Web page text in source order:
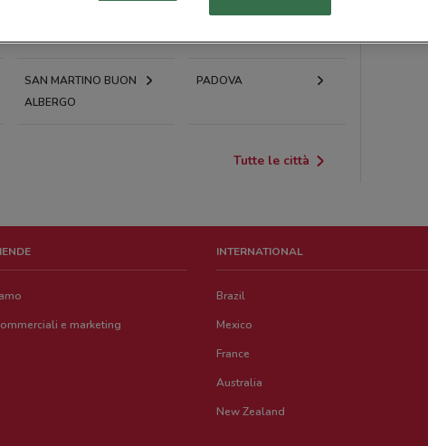
ROVERETO
SAN MARTINO BUON
ALBERGO
PADOVA
Tutte le città
e marketing
INTERNATIONAL
Brazil
Mexico
France
Australia
New Zealand